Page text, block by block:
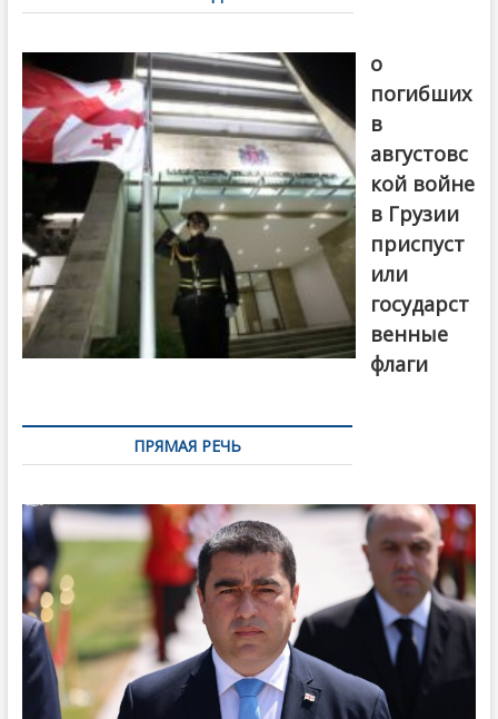
записям
о
погибших
в
августовс
кой войне
в Грузии
приспуст
или
государст
венные
флаги
ПРЯМАЯ РЕЧЬ